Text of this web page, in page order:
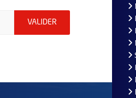
indiquez votre email (champ
VALIDER ENVOYER MA